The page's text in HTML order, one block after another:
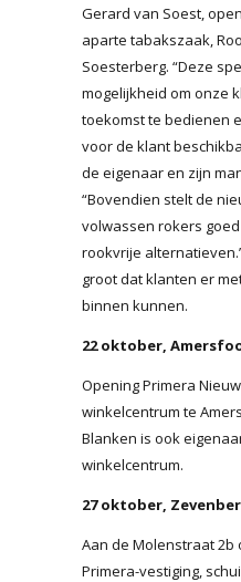
Gerard van Soest,
aparte tabakszaak,
Soesterberg. “Deze
mogelijkheid om onze
toekomst te bedienen
voor de klant
de eigenaar en zijn
“Bovendien stelt de
volwassen rokers
rookvrije
groot dat klanten er
binnen kunnen.
22 oktober,
Opening Primera
winkelcentrum te
Blanken is ook
winkelcentrum.
27 oktober,
Aan de Molenstraat 2b
Primera-vestiging,